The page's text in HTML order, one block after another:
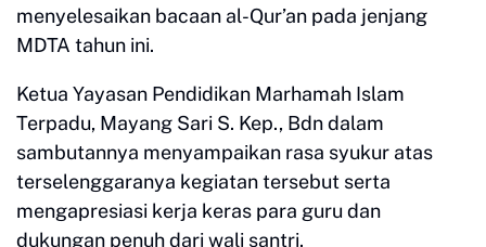
menyelesaikan bacaan al-Qur’an pada jenjang
MDTA tahun ini.
Ketua Yayasan Pendidikan Marhamah Islam
Terpadu, Mayang Sari S. Kep., Bdn dalam
sambutannya menyampaikan rasa syukur atas
terselenggaranya kegiatan tersebut serta
mengapresiasi kerja keras para guru dan
dukungan penuh dari wali santri.